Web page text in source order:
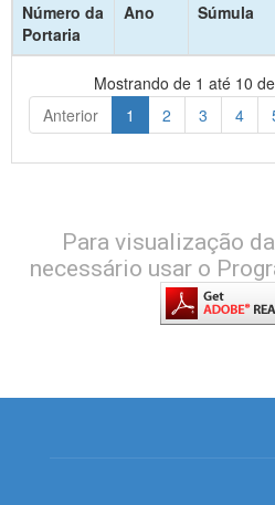
Número da
Portaria
Ano Súmula
Mostrando de 1 até 10
Anterior
1 2 3 4
Para visualização
necessário usar o